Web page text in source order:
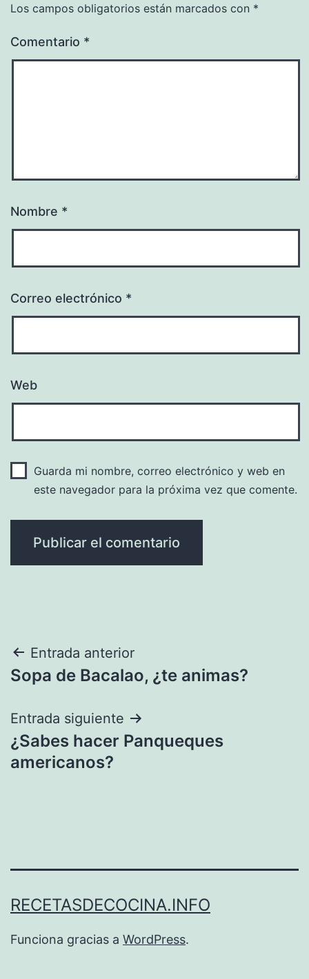
Los campos obligatorios están marcados con *
Comentario *
Nombre *
Correo electrónico *
Web
Guarda mi nombre, correo electrónico y web en
este navegador para la próxima vez que comente.
Navegación
de
entradas
Entrada anterior
Sopa de Bacalao, ¿te animas?
Entrada siguiente
¿Sabes hacer Panqueques
americanos?
RECETASDECOCINA.INFO
Funciona gracias a WordPress.